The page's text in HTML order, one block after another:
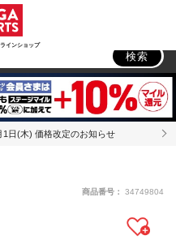
インショップ
検索
1日(木) 価格改定のお知らせ
商品番号： 34749804